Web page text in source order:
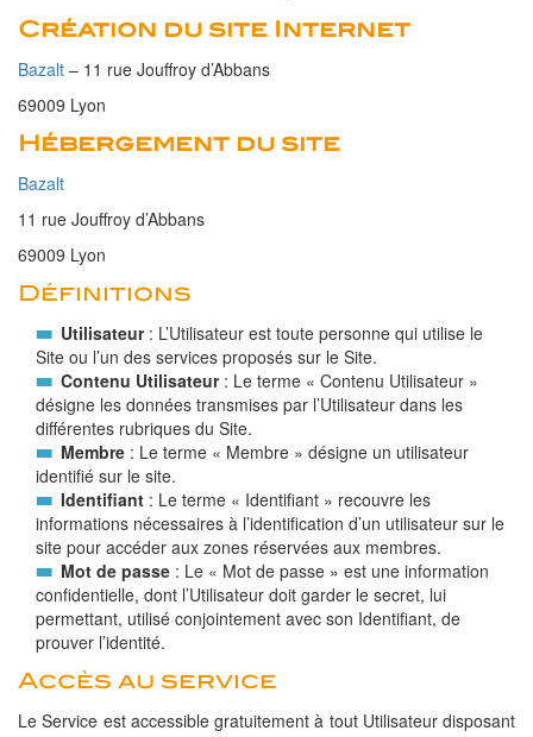
Création du site Internet
Bazalt – 11 rue Jouffroy d’Abbans
69009 Lyon
Hébergement du site
Bazalt
11 rue Jouffroy d’Abbans
69009 Lyon
Définitions
Utilisateur : L’Utilisateur est toute personne qui utilise le
Site ou l’un des services proposés sur le Site.
Contenu Utilisateur: Le terme « Contenu Utilisateur »
désigne les données transmises par l’Utilisateur dans les
différentes rubriques du Site.
Membre : Le terme « Membre » désigne un utilisateur
identifié sur le site.
Identifiant : Le terme « Identifiant » recouvre les
informations nécessaires à l’identification d’un utilisateur sur le
site pour accéder aux zones réservées aux membres.
Mot de passe : Le « Mot de passe » est une information
confidentielle, dont l’Utilisateur doit garder le secret, lui
permettant, utilisé conjointement avec son Identifiant, de
prouver l’identité.
Accès au service
Le Service est accessible gratuitement à tout Utilisateur disposant